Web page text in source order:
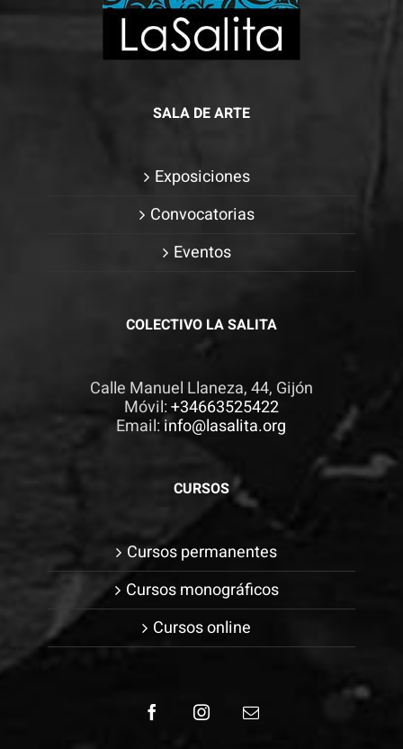
SALA DE ARTE
Exposiciones
Convocatorias
Eventos
COLECTIVO LA SALITA
Calle Manuel Llaneza, 44, Gijón
Móvil:+34663525422
Email:info@lasalita.org
CURSOS
Cursos permanentes
Cursos monográficos
Cursos online